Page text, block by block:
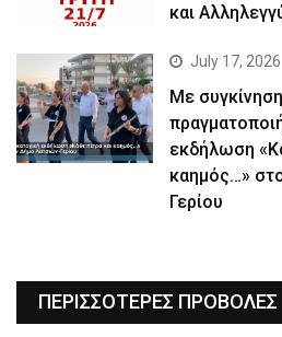
και
July 17, 2026
Με
εκδήλωση
καημός…»
Γερίου
ΠΕΡΙΣΣΟΤΕΡΕΣ ΠΡΟΒΟΛΕΣ